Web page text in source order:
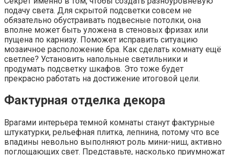
подачу света. Для скрытой подсветки совсем не
обязательно обустраивать подвесные потолки, она
вполне может быть уложена в стеновых фризах или
пущена по карнизу. Поможет исправить ситуацию
мозаичное расположение бра. Как сделать комнату ещё
светлее? Установить напольные светильники и
продумать подсветку шкафов. Это тоже будет
прекрасно работать на достижение итоговой цели.
Фактурная отделка декора
Врагами интерьера темной комнаты станут фактурные
штукатурки, рельефная плитка, лепнина, потому что все
впадины невольно выполняют роль мини-ниш, активно
поглощающих свет. Представьте, насколько приумножат